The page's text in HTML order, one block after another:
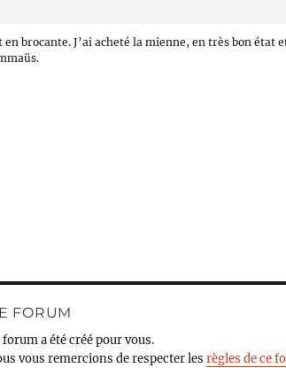
brocante. J’ai acheté la mienne, en très bon état
FORUM
forum a été créé pour vous.
vous remercions de respecter lesrègles de ce